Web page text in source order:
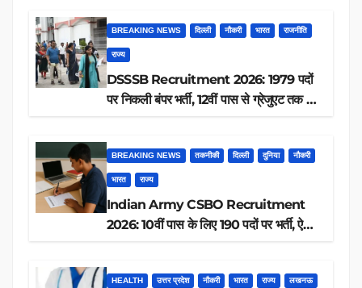
BREAKING NEWS दिल्ली नौकरी भारत राजनीति
राज्य
DSSSB Recruitment 2026: 1979 पदों
पर निकली बंपर भर्ती, 12वीं पास से ग्रेजुएट तक करें
BREAKING NEWS तकनीकी दिल्ली दुनिया नौकरी
भारत राज्य
Indian Army CSBO Recruitment
2026: 10वीं पास के लिए 190 पदों पर भर्ती, ऐसे
HEALTH उत्तर प्रदेश नौकरी भारत राज्य लखनऊ